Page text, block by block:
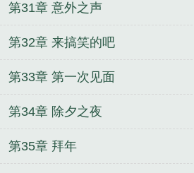
第31章 意外之声
第32章 来搞笑的吧
第33章 第一次见面
第34章 除夕之夜
第35章 拜年